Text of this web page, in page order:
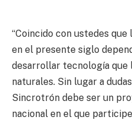
“Coincido con ustedes
en el presente siglo
desarrollar tecnología que
naturales. Sin lugar a
Sincrotrón debe ser un
nacional en el que